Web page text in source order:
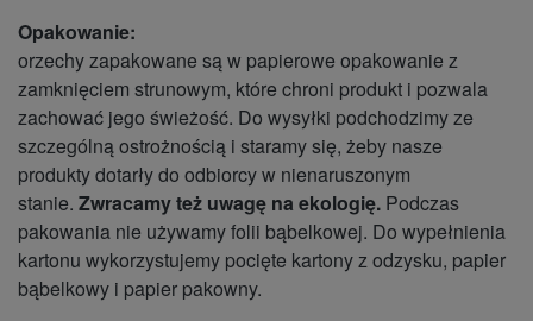
Opakowanie:
orzechy zapakowane są w papierowe opakowanie z
zamknięciem strunowym, które chroni produkt i pozwala
zachować jego świeżość. Do wysyłki podchodzimy ze
szczególną ostrożnością i staramy się, żeby nasze
produkty dotarły do odbiorcy w nienaruszonym
stanie. Zwracamy też uwagę na ekologię. Podczas
pakowania nie używamy folii bąbelkowej. Do wypełnienia
kartonu wykorzystujemy pocięte kartony z odzysku, papier
bąbelkowy i papier pakowny.